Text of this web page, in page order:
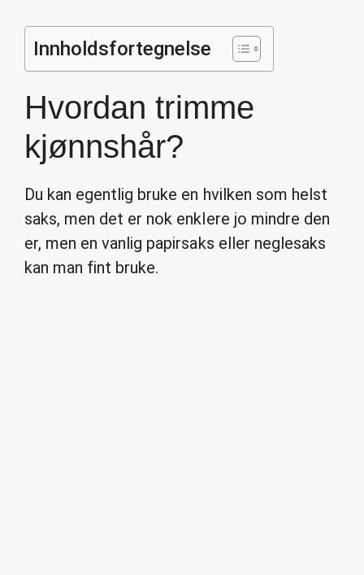
Innholdsfortegnelse
Hvordan trimme
kjønnshår?
Du kan egentlig bruke en hvilken som helst
saks, men det er nok enklere jo mindre den
er, men en vanlig papirsaks eller neglesaks
kan man fint bruke.